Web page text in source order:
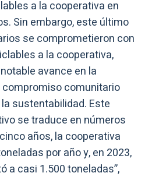
a la cooperativa en
Sin embargo, este último
se comprometieron con
a la cooperativa,
avance en la
comunitario
sustentabilidad. Este
se traduce en números
años, la cooperativa
por año y, en 2023,
a casi 1.500 toneladas”,